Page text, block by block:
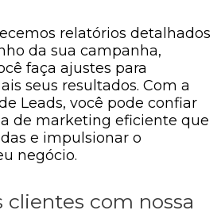
relatórios detalhados
da sua campanha,
faça ajustes para
seus resultados. Com a
Leads, você pode confiar
de marketing eficiente que
e impulsionar o
negócio.
clientes com nossa